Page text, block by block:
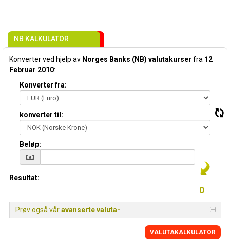
NB KALKULATOR
Konverter ved hjelp av Norges Banks (NB) valutakurser fra 12
Februar 2010:
Konverter fra:
konverter til:
Beløp:
Resultat:
Prøv også våravanserte valuta-
VALUTAKALKULATOR